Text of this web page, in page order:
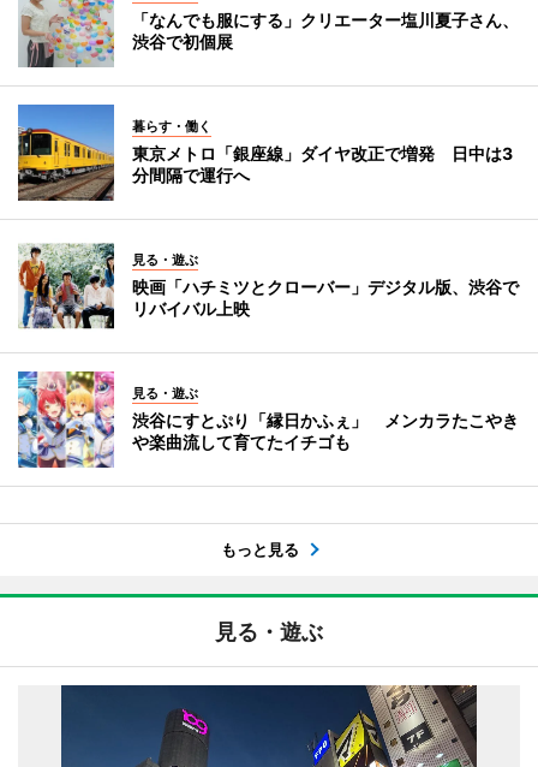
「なんでも服にする」クリエーター塩川夏子さん、
渋谷で初個展
暮らす・働く
東京メトロ「銀座線」ダイヤ改正で増発 日中は3
分間隔で運行へ
見る・遊ぶ
映画「ハチミツとクローバー」デジタル版、渋谷で
リバイバル上映
見る・遊ぶ
渋谷にすとぷり「縁日かふぇ」 メンカラたこやき
や楽曲流して育てたイチゴも
もっと見る
見る・遊ぶ